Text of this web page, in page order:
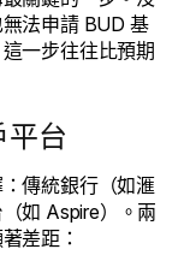
法申請 BUD 基
一步往往比預期
平台
傳統銀行（如滙
如 Aspire）。兩
差距：